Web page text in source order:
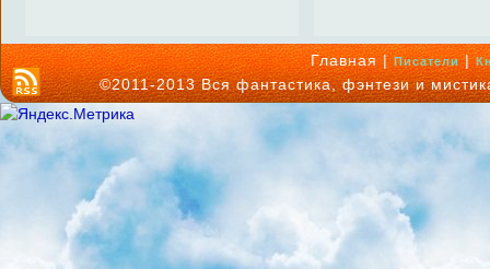
Главная |Писатели|
©2011-2013 Вся фантастика, фэнтези и